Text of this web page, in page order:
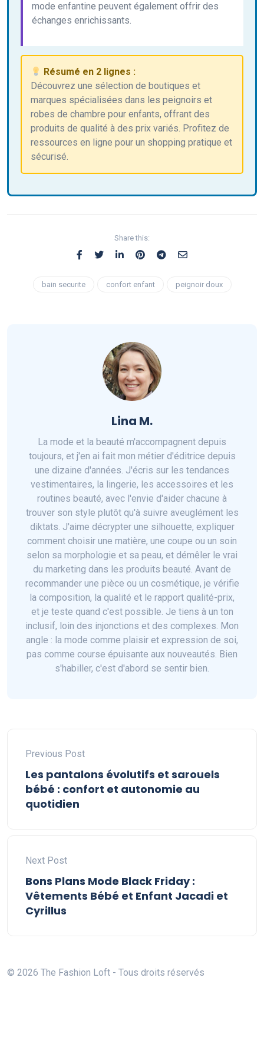
mode enfantine peuvent également offrir des
échanges enrichissants.
Résumé en 2 lignes :
Découvrez une sélection de boutiques et
marques spécialisées dans les peignoirs et
robes de chambre pour enfants, offrant des
produits de qualité à des prix variés. Profitez de
ressources en ligne pour un shopping pratique et
sécurisé.
Share this:
bain securite confort enfant peignoir doux
Lina M.
La mode et la beauté m'accompagnent depuis
toujours, et j'en ai fait mon métier d'éditrice depuis
une dizaine d'années. J'écris sur les tendances
vestimentaires, la lingerie, les accessoires et les
routines beauté, avec l'envie d'aider chacune à
trouver son style plutôt qu'à suivre aveuglément les
diktats. J'aime décrypter une silhouette, expliquer
comment choisir une matière, une coupe ou un soin
selon sa morphologie et sa peau, et démêler le vrai
du marketing dans les produits beauté. Avant de
recommander une pièce ou un cosmétique, je vérifie
la composition, la qualité et le rapport qualité-prix,
et je teste quand c'est possible. Je tiens à un ton
inclusif, loin des injonctions et des complexes. Mon
angle : la mode comme plaisir et expression de soi,
pas comme course épuisante aux nouveautés. Bien
s'habiller, c'est d'abord se sentir bien.
Previous Post
Les pantalons évolutifs et sarouels
bébé : confort et autonomie au
quotidien
Next Post
Bons Plans Mode Black Friday :
Vêtements Bébé et Enfant Jacadi et
Cyrillus
© 2026 The Fashion Loft - Tous droits réservés